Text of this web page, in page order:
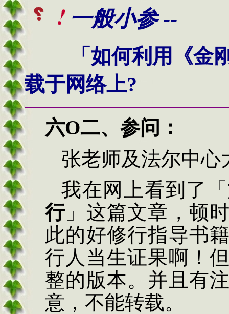
一般小参 --
「如何利用《金
载于网络上?
六O二、 参问 ：
张老师及法尔中心
我在网上看到了「
行 」这篇文章，顿
此的好修行指导书
行人当生证果啊！
整的版本。并且有
意，不能转载。